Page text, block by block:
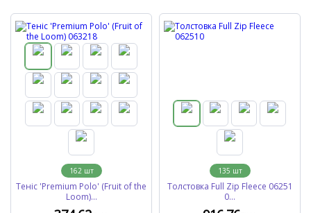
162 шт
Теніс 'Premium Polo' (Fruit of the
Loom)...
135 шт
Толстовка Full Zip Fleece 06251
0...